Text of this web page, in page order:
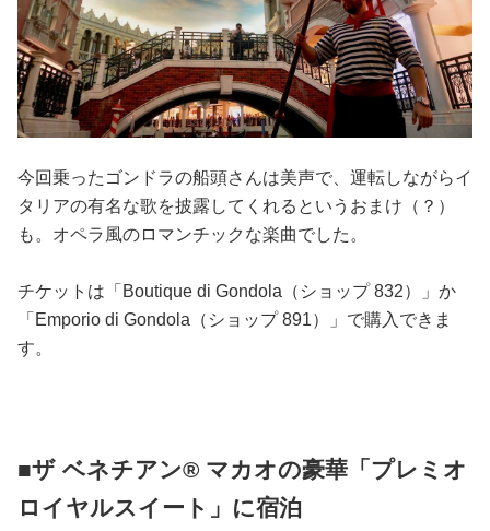
今回乗ったゴンドラの船頭さんは美声で、運転しながらイ
タリアの有名な歌を披露してくれるというおまけ（？）
も。オペラ風のロマンチックな楽曲でした。
チケットは「Boutique di Gondola（ショップ 832）」か
「Emporio di Gondola（ショップ 891）」で購入できま
す。
■ザ ベネチアン® マカオの豪華「プレミオ
ロイヤルスイート」に宿泊